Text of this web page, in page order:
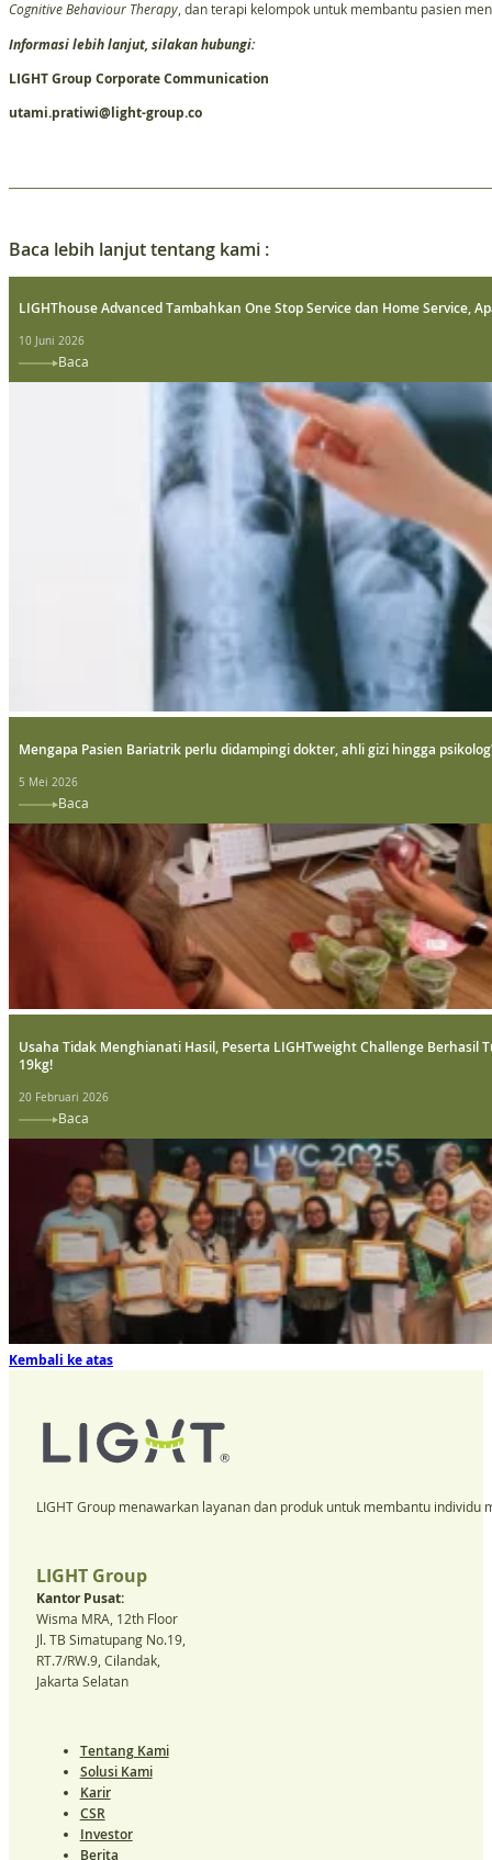
Cognitive Behaviour Therapy, dan terapi kelompok untuk membantu pasien
Informasi lebih lanjut, silakan hubungi:
LIGHT Group Corporate Communication
utami.pratiwi@light-group.co
Baca lebih lanjut tentang kami :
LIGHThouse Advanced Tambahkan One Stop Service dan Home Service,
10 Juni 2026
Baca
Mengapa Pasien Bariatrik perlu didampingi dokter, ahli gizi hingga
5 Mei 2026
Baca
Usaha Tidak Menghianati Hasil, Peserta LIGHTweight Challenge Berhasil
19kg!
20 Februari 2026
Baca
Kembali ke atas
LIGHT Group menawarkan layanan dan produk untuk membantu
LIGHT Group
Kantor Pusat:
Wisma MRA, 12th Floor
Jl. TB Simatupang No.19,
RT.7/RW.9, Cilandak,
Jakarta Selatan
Tentang Kami
Solusi Kami
Karir
CSR
Investor
Berita